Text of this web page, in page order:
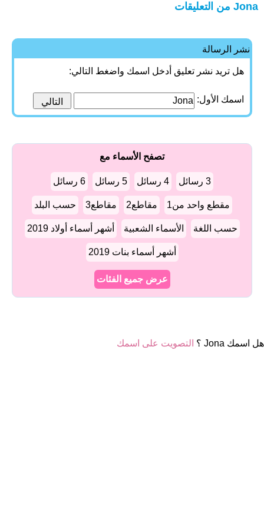
Jona من التعليقات
نشر الرسالة
هل تريد نشر تعليق أدخل اسمك واضغط التالي:
اسمك الأول:
تصفح الأسماء مع
3 رسائل 4 رسائل 5 رسائل 6 رسائل
مقطع واحد من1 مقاطع2 مقاطع3 حسب البلد
حسب اللغة الأسماء الشعبية أشهر أسماء أولاد 2019
أشهر أسماء بنات 2019
عرض جميع الفئات
هل اسمك Jona ؟ التصويت على اسمك